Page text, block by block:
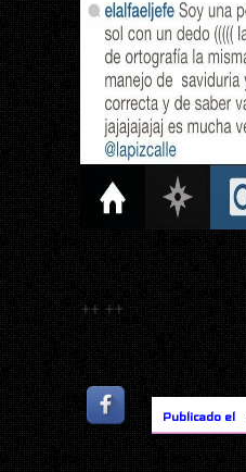
++++
Publicado el